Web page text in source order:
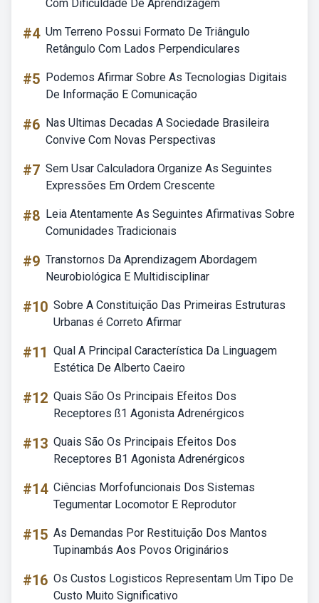
Com Dificuldade De Aprendizagem
#4 Um Terreno Possui Formato De Triângulo
Retângulo Com Lados Perpendiculares
#5 Podemos Afirmar Sobre As Tecnologias Digitais
De Informação E Comunicação
#6 Nas Ultimas Decadas A Sociedade Brasileira
Convive Com Novas Perspectivas
#7 Sem Usar Calculadora Organize As Seguintes
Expressões Em Ordem Crescente
#8 Leia Atentamente As Seguintes Afirmativas Sobre
Comunidades Tradicionais
#9 Transtornos Da Aprendizagem Abordagem
Neurobiológica E Multidisciplinar
#10 Sobre A Constituição Das Primeiras Estruturas
Urbanas é Correto Afirmar
#11 Qual A Principal Característica Da Linguagem
Estética De Alberto Caeiro
#12 Quais São Os Principais Efeitos Dos
Receptores ß1 Agonista Adrenérgicos
#13 Quais São Os Principais Efeitos Dos
Receptores B1 Agonista Adrenérgicos
#14 Ciências Morfofuncionais Dos Sistemas
Tegumentar Locomotor E Reprodutor
#15 As Demandas Por Restituição Dos Mantos
Tupinambás Aos Povos Originários
#16 Os Custos Logisticos Representam Um Tipo De
Custo Muito Significativo